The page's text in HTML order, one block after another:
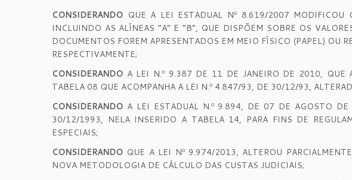
CONSIDERANDO QUE A LEI ESTADUAL Nº 8.619/2007
INCLUINDO AS ALÍNEAS “A” E “B”, QUE DISPÕEM SOBRE OS
DOCUMENTOS FOREM APRESENTADOS EM MEIO FÍSICO (PAPEL) OU
RESPECTIVAMENTE;
CONSIDERANDO A LEI N.º 9.387 DE 11 DE JANEIRO DE 2010, QUE
TABELA 08 QUE ACOMPANHA A LEI N.º 4.847/93, DE 30/12/93,
CONSIDERANDO A LEI ESTADUAL N.º 9.894, DE 07 DE AGOSTO
30/12/1993, NELA INSERIDO A TABELA 14, PARA FINS DE
ESPECIAIS;
CONSIDERANDO QUE A LEI Nº 9.974/2013, ALTEROU
NOVA METODOLOGIA DE CÁLCULO DAS CUSTAS JUDICIAIS;